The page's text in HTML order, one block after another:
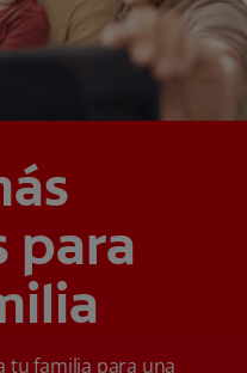
para
tu familia para una